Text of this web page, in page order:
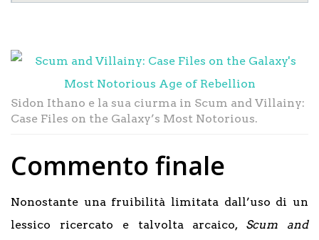
Sidon Ithano e la sua ciurma in Scum and Villainy:
Case Files on the Galaxy’s Most Notorious.
Commento finale
Nonostante una fruibilità limitata dall’uso di un
lessico ricercato e talvolta arcaico, Scum and